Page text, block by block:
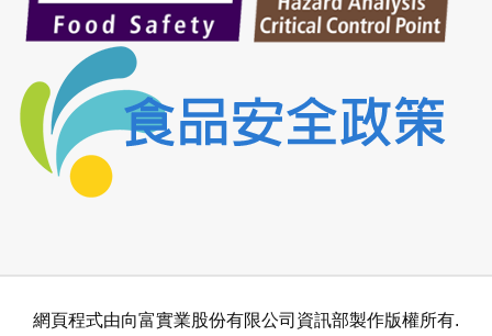
網頁程式由向富實業股份有限公司資訊部製作版權所有.